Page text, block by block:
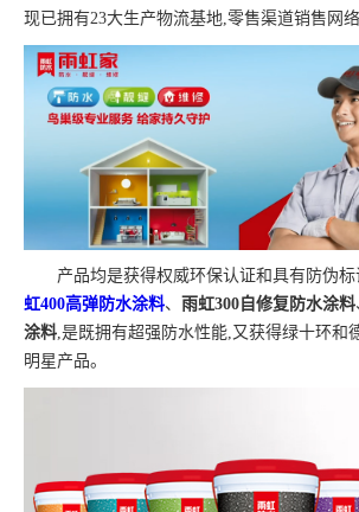
现已拥有23大生产物流基地,零售渠道销售网络
产品均是获得权威环保认证和具有防伪
虹400高弹防水涂料、 雨虹300自修复防水涂料
涂料 ,是既拥有超强防水性能,又获得绿十环和
明星产品。